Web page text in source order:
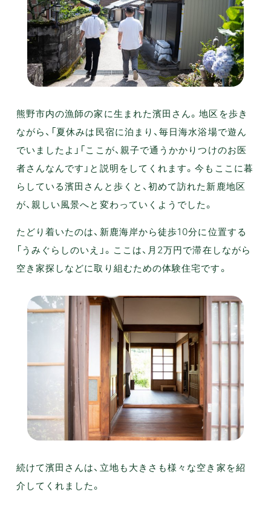
熊野市内の漁師の家に生まれた濱田さん。地区を歩き
ながら、「夏休みは民宿に泊まり、毎日海水浴場で遊ん
でいましたよ」「ここが、親子で通うかかりつけのお医
者さんなんです」と説明をしてくれます。今もここに暮
らしている濱田さんと歩くと、初めて訪れた新鹿地区
が、親しい風景へと変わっていくようでした。
たどり着いたのは、新鹿海岸から徒歩10分に位置する
「うみぐらしのいえ」。ここは、月2万円で滞在しながら
空き家探しなどに取り組むための体験住宅です。
続けて濱田さんは、立地も大きさも様々な空き家を紹
介してくれました。